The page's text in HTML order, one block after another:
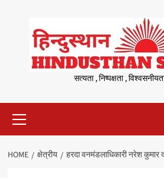
content
सत्यता , निष्पक्षता ,
Menu
HOME क्षेत्रीय हरदा वनमंडलाधिकारी नरेश कुमार